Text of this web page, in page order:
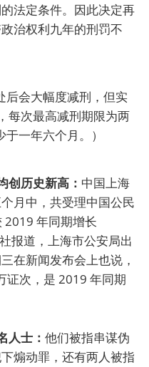
法定条件。因此决定再
治权利九年的刑罚不
后会大幅度减刑，但实
每次最高减刑期限为两
一年六个月。）
创历史新高： 中国上海
月中，共受理中国公民
2019 年同期增长
报道，上海市公安局出
在新闻发布会上也说，
证次，是 2019 年同期
人士： 他们被指串谋伪
煽动罪，还有两人被指